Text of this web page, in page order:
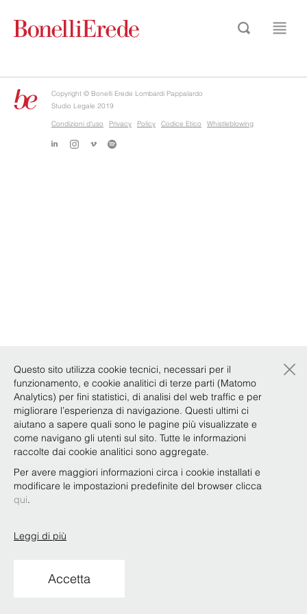
Copyright © Bonelli Erede Lombardi Pappalardo
Studio Legale 2019
Condizioni d'uso
Privacy Policy Codice Etico Whistleblowing
Questo sito utilizza cookie tecnici, necessari per il
funzionamento, e cookie analitici di terze parti (Matomo
Analytics) per fini statistici, di analisi del web traffic e per
migliorare l’esperienza di navigazione. Questi ultimi ci
aiutano a sapere quali sono le pagine più visualizzate e
come navigano gli utenti sul sito. Tutte le informazioni
raccolte dai cookie analitici sono aggregate.
Per avere maggiori informazioni circa i cookie installati e
modificare le impostazioni predefinite del browser clicca
qui.
Leggi di più
Accetta
×